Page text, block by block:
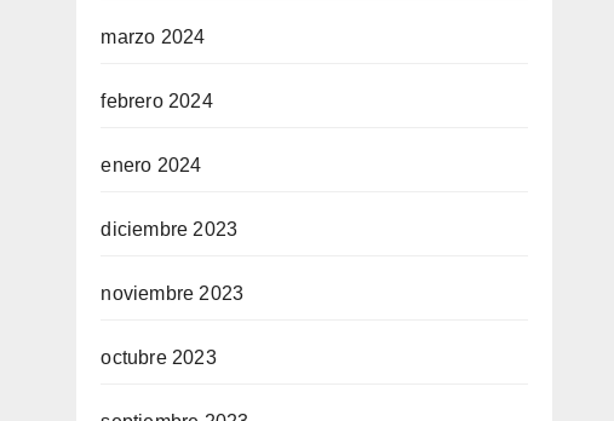
marzo 2024
febrero 2024
enero 2024
diciembre 2023
noviembre 2023
octubre 2023